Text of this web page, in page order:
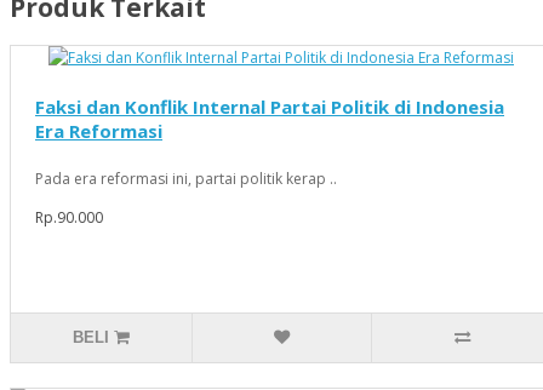
Produk Terkait
Faksi dan Konflik Internal Partai Politik di Indonesia
Era Reformasi
Pada era reformasi ini, partai politik kerap ..
Rp.90.000
BELI